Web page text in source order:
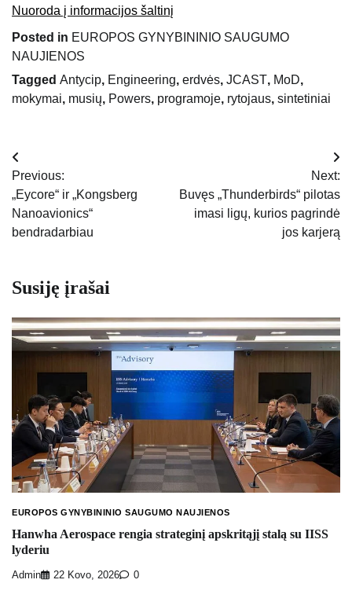
Nuoroda į informacijos šaltinį
Posted in EUROPOS GYNYBININIO SAUGUMO
NAUJIENOS
Tagged Antycip, Engineering, erdvės, JCAST, MoD,
mokymai, musių, Powers, programoje, rytojaus, sintetiniai
Navigacija
tarp
įrašų
Previous:
„Eycore“ ir „Kongsberg
Nanoavionics“
bendradarbiau
Next:
Buvęs „Thunderbirds“ pilotas
imasi ligų, kurios pagrindė
jos karjerą
Susiję įrašai
EUROPOS GYNYBININIO SAUGUMO NAUJIENOS
Hanwha Aerospace rengia strateginį apskritąjį stalą su IISS
lyderiu
Admin 22 Kovo, 2026 0